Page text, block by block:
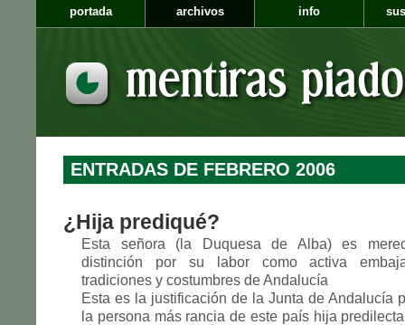
portada archivos info
ENTRADAS DE FEBRERO 2006
¿Hija prediqué?
Esta señora (la Duquesa de Alba) es
distinción por su labor como activa
tradiciones y costumbres de Andalucía
Esta es la justificación de la Junta de Andalucía
la persona más rancia de este país hija